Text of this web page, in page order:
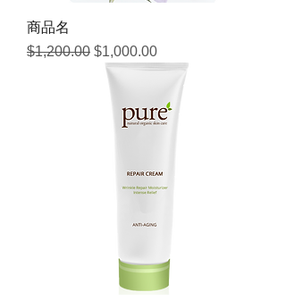
商品名
通常価格
$1,200.00 セール価格
$1,000.00